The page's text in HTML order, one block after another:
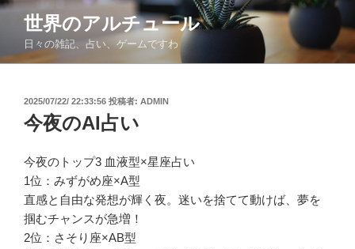
コ
ン
世界のアルチュール
日々の雑記、占い、ゲームですわ
投
稿
日:
2025/07/22/ 22:33:56 投稿者: ADMIN
今夜のAI占い
今夜のトップ3 血液型×星座占い
1位：みずがめ座×A型
直感と自由な発想が輝く夜。迷いを捨てて動けば、夢を
掴むチャンスが急増！
2位：さそり座×AB型